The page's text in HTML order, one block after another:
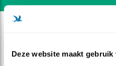
Deze website maakt gebruik